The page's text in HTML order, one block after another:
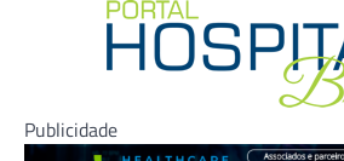
Publicidade